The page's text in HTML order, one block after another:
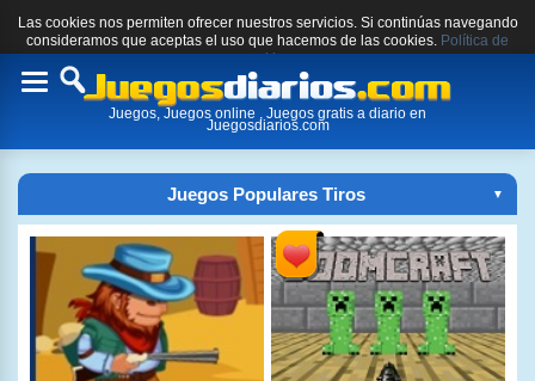
Las cookies nos permiten ofrecer nuestros servicios. Si continúas navegando
consideramos que aceptas el uso que hacemos de las cookies. Política de
cookies.
Toggle
Juegos, Juegos online , Juegos gratis a diario en
Juegosdiarios.com
Juegos Populares Tiros ▼